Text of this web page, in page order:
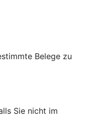
Belege zu
Sie nicht im